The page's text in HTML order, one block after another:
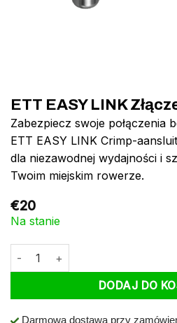
ETT EASY LINK
Zabezpiecz swoje połączenia
ETT EASY LINK Crimp-
dla niezawodnej wydajności i
Twoim miejskim rowerze.
€20
Na stanie
ilość ETT EASY LINK Złącze
DODAJ DO
Darmowa dostawa przy